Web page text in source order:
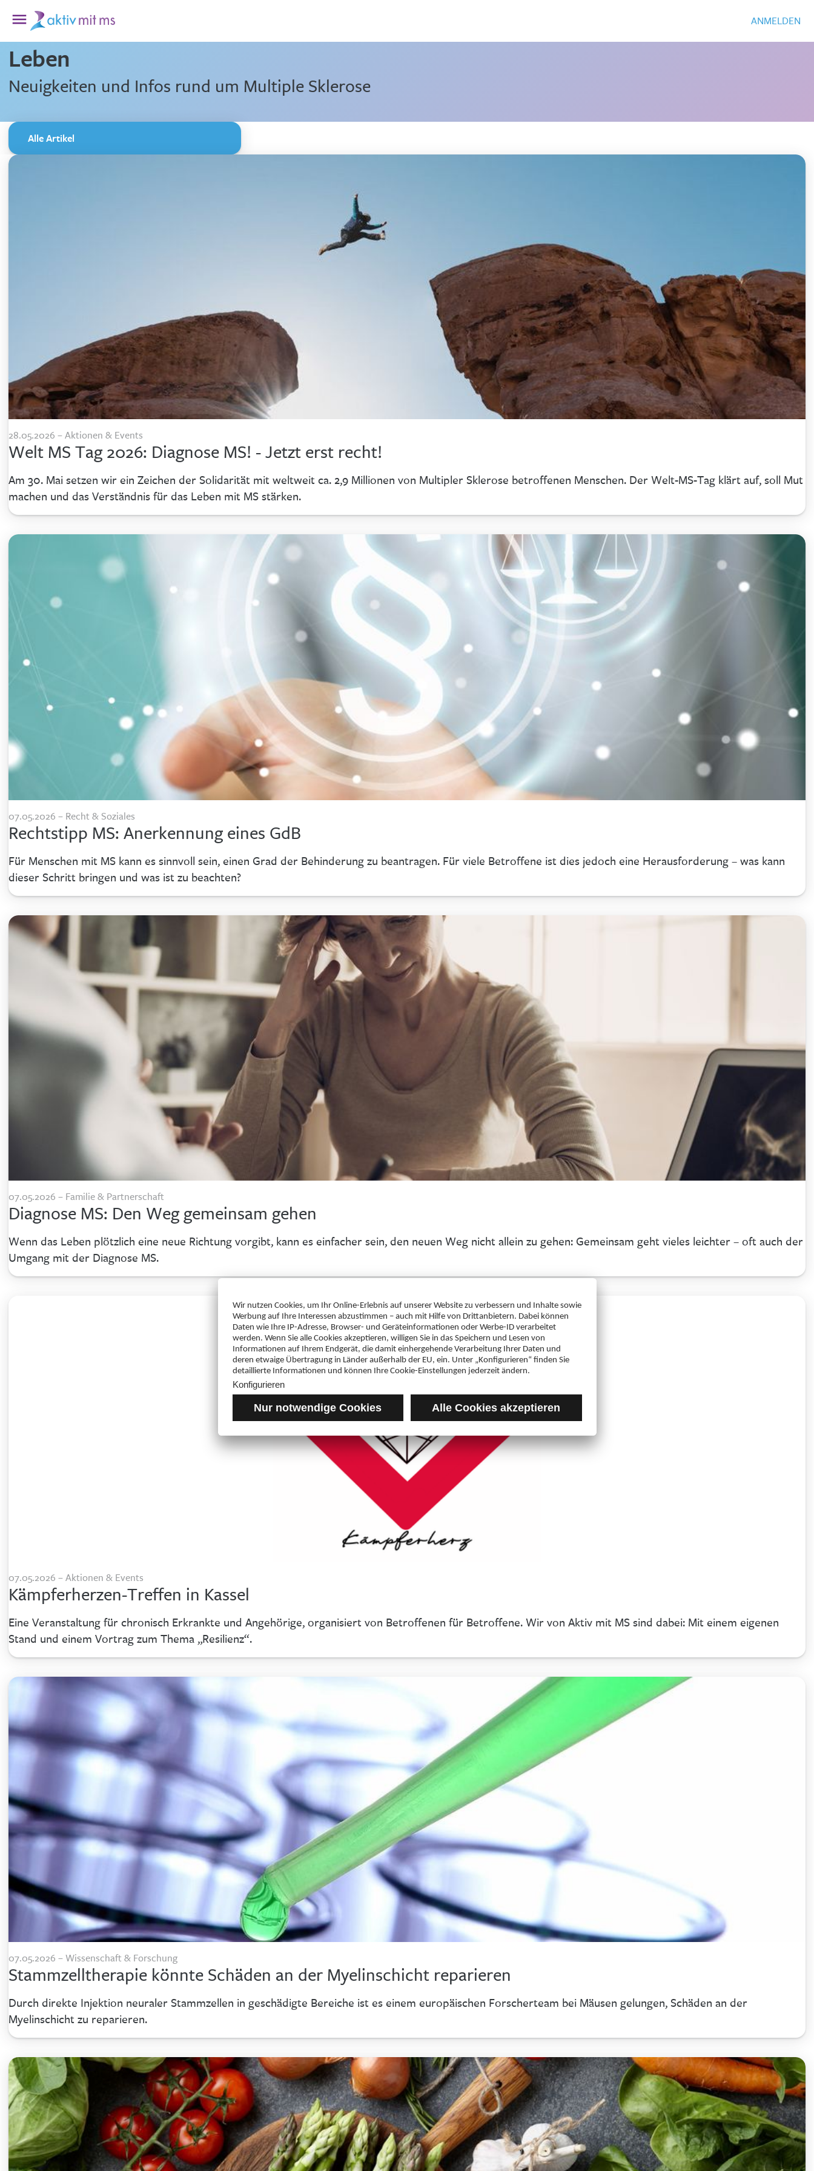
ANMELDEN
Leben
Neuigkeiten und Infos rund um Multiple Sklerose
Alle Artikel
28.05.2026 – Aktionen & Events
Welt MS Tag 2026: Diagnose MS! - Jetzt erst recht!
Am 30. Mai setzen wir ein Zeichen der Solidarität mit weltweit ca. 2,9 Millionen von Multipler Sklerose betroffenen Menschen. Der Welt-MS-Tag klärt auf, soll Mut
machen und das Verständnis für das Leben mit MS stärken.
07.05.2026 – Recht & Soziales
Rechtstipp MS: Anerkennung eines GdB
Für Menschen mit MS kann es sinnvoll sein, einen Grad der Behinderung zu beantragen. Für viele Betroffene ist dies jedoch eine Herausforderung – was kann
dieser Schritt bringen und was ist zu beachten?
07.05.2026 – Familie & Partnerschaft
Diagnose MS: Den Weg gemeinsam gehen
Wenn das Leben plötzlich eine neue Richtung vorgibt, kann es einfacher sein, den neuen Weg nicht allein zu gehen: Gemeinsam geht vieles leichter – oft auch der
Umgang mit der Diagnose MS.
07.05.2026 – Aktionen & Events
Kämpferherzen-Treffen in Kassel
Eine Veranstaltung für chronisch Erkrankte und Angehörige, organisiert von Betroffenen für Betroffene. Wir von Aktiv mit MS sind dabei: Mit einem eigenen
Stand und einem Vortrag zum Thema „Resilienz“.
07.05.2026 – Wissenschaft & Forschung
Stammzelltherapie könnte Schäden an der Myelinschicht reparieren
Durch direkte Injektion neuraler Stammzellen in geschädigte Bereiche ist es einem europäischen Forscherteam bei Mäusen gelungen, Schäden an der
Myelinschicht zu reparieren.